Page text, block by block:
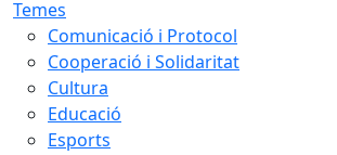
Temes
Comunicació i Protocol
Cooperació i Solidaritat
Cultura
Educació
Esports